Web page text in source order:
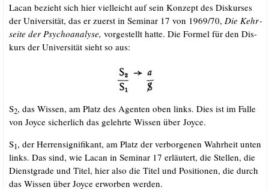
Lacan bezieht sich hier viel­leicht auf sein Kon­zept des Dis­kur­ses
der Uni­ver­si­tät, das er zuerst in Semi­nar 17 von 1969/​70, Die Kehr­
sei­te der Psy­cho­ana­ly­se, vor­ge­stellt hat­te. Die For­mel für den Dis­
kurs der Uni­ver­si­tät sieht so aus:
S2, das Wis­sen, am Platz des Agen­ten oben links. Dies ist im Fal­le
von Joy­ce sicher­lich das gelehr­te Wis­sen über Joyce.
S1, der Her­ren­si­gni­fi­kant, am Platz der ver­bor­ge­nen Wahr­heit unten
links. Das sind, wie Lacan in Semi­nar 17 erläu­tert, die Stel­len, die
Dienst­gra­de und Titel, hier also die Titel und Posi­tio­nen, die durch
das Wis­sen über Joy­ce erwor­ben werden.